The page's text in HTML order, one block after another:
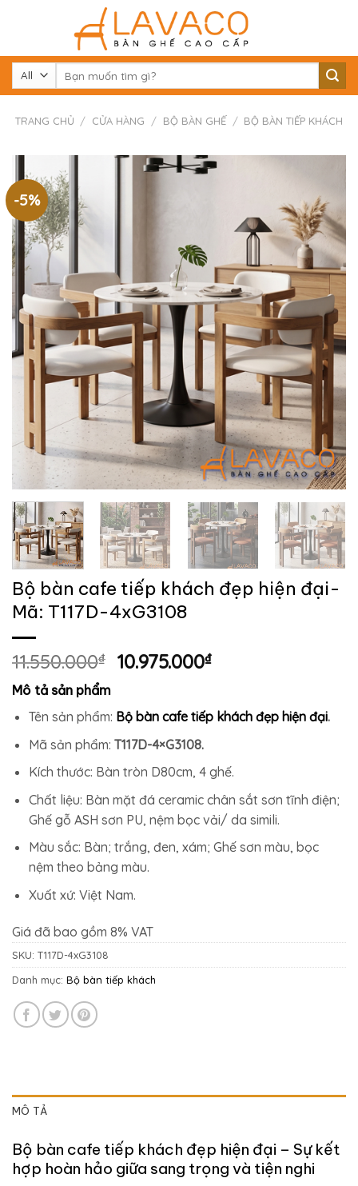
kiếm:
TRANG CHỦ / CỬA HÀNG / BỘ BÀN GHẾ / BỘ BÀN TIẾP KHÁCH
-5%
Bộ bàn cafe tiếp khách đẹp hiện đại-
Mã: T117D-4xG3108
11.550.000₫
Giá
11.550.000₫.
10.975.000₫Giá
là:
Mô tả sản phẩm
Tên sản phẩm: Bộ bàn cafe tiếp khách đẹp hiện đại.
Mã sản phẩm: T117D-4×G3108.
Kích thước: Bàn tròn D80cm, 4 ghế.
Chất liệu: Bàn mặt đá ceramic chân sắt sơn tĩnh điện;
Ghế gỗ ASH sơn PU, nệm bọc vải/ da simili.
Màu sắc: Bàn; trắng, đen, xám; Ghế sơn màu, bọc
nệm theo bảng màu.
Xuất xứ: Việt Nam.
Giá đã bao gồm 8% VAT
SKU: T117D-4xG3108
Danh mục: Bộ bàn tiếp khách
MÔ TẢ
Bộ bàn cafe tiếp khách đẹp hiện đại – Sự kết
hợp hoàn hảo giữa sang trọng và tiện nghi